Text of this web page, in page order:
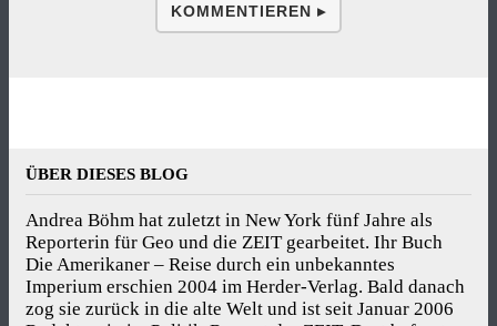
KOMMENTIEREN ▸
ÜBER DIESES BLOG
Andrea Böhm hat zuletzt in New York fünf Jahre als
Reporterin für Geo und die ZEIT gearbeitet. Ihr Buch
Die Amerikaner – Reise durch ein unbekanntes
Imperium erschien 2004 im Herder-Verlag. Bald danach
zog sie zurück in die alte Welt und ist seit Januar 2006